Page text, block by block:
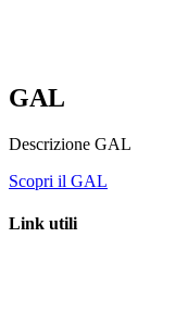
GAL
Descrizione GAL
Scopri il GAL
Link utili